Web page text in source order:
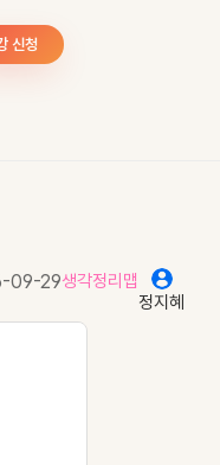
신청
09-29생각정리맵
정지혜